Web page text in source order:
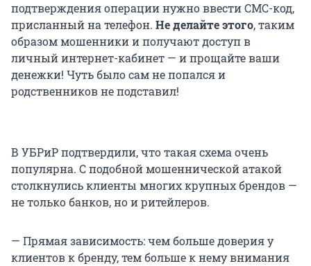
подтверждения операции нужно ввести СМС-код,
присланный на телефон. Не делайте этого, таким
образом мошенники и получают доступ в
личный интернет-кабинет — и прощайте ваши
денежки! Чуть было сам не попался и
родственников не подставил!
В УБРиР подтвердили, что такая схема очень
популярна. С подобной мошеннической атакой
столкнулись клиенты многих крупных брендов —
не только банков, но и ритейлеров.
— Прямая зависимость: чем больше доверия у
клиентов к бренду, тем больше к нему внимания